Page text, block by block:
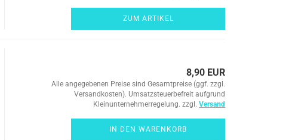
ZUM ARTIKEL
8,90 EUR
Alle angegebenen Preise sind Gesamtpreise (ggf. zzgl.
Versandkosten). Umsatzsteuerbefreit aufgrund
Kleinunternehmerregelung. zzgl. Versand
IN DEN WARENKORB